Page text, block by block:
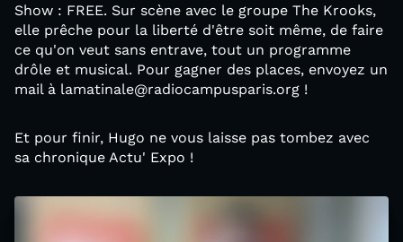
Show : FREE. Sur scène avec le groupe The Krooks,
elle prêche pour la liberté d'être soit même, de faire
ce qu'on veut sans entrave, tout un programme
drôle et musical. Pour gagner des places, envoyez un
mail à lamatinale@radiocampusparis.org !
Et pour finir, Hugo ne vous laisse pas tombez avec
sa chronique Actu' Expo !